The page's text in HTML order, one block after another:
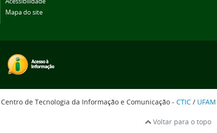
Mapa do site
Centro de Tecnologia da Informação e Comunicação - CTIC / UFAM
Voltar para o topo